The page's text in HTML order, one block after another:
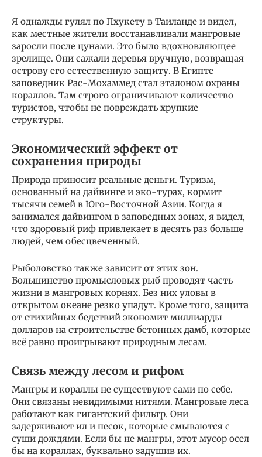
Я однажды гулял по Пхукету в Таиланде и видел,
как местные жители восстанавливали мангровые
заросли после цунами. Это было вдохновляющее
зрелище. Они сажали деревья вручную, возвращая
острову его естественную защиту. В Египте
заповедник Рас-Мохаммед стал эталоном охраны
кораллов. Там строго ограничивают количество
туристов, чтобы не повреждать хрупкие
структуры.
Экономический эффект от
сохранения природы
Природа приносит реальные деньги. Туризм,
основанный на дайвинге и эко-турах, кормит
тысячи семей в Юго-Восточной Азии. Когда я
занимался дайвингом в заповедных зонах, я видел,
что здоровый риф привлекает в десять раз больше
людей, чем обесцвеченный.
Рыболовство также зависит от этих зон.
Большинство промысловых рыб проводят часть
жизни в мангровых корнях. Без них уловы в
открытом океане резко упадут. Кроме того, защита
от стихийных бедствий экономит миллиарды
долларов на строительстве бетонных дамб, которые
всё равно проигрывают природным лесам.
Связь между лесом и рифом
Мангры и кораллы не существуют сами по себе.
Они связаны невидимыми нитями. Мангровые леса
работают как гигантский фильтр. Они
задерживают ил и песок, которые смываются с
суши дождями. Если бы не мангры, этот мусор осел
бы на кораллах, буквально задушив их.